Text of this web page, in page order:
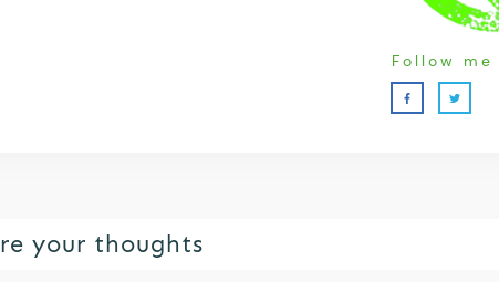
Follow me
your thoughts